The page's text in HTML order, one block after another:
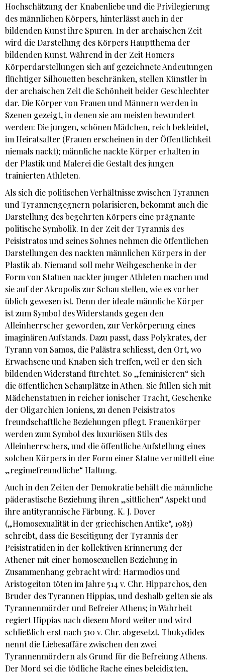
Hochschätzung der Knabenliebe und die Privilegierung
des männlichen Körpers, hinterlässt auch in der
bildenden Kunst ihre Spuren. In der archaischen Zeit
wird die Darstellung des Körpers Hauptthema der
bildenden Kunst. Während in der Zeit Homers
Körperdarstellungen sich auf gezeichnete Andeutungen
flüchtiger Silhouetten beschränken, stellen Künstler in
der archaischen Zeit die Schönheit beider Geschlechter
dar. Die Körper von Frauen und Männern werden in
Szenen gezeigt, in denen sie am meisten bewundert
werden: Die jungen, schönen Mädchen, reich bekleidet,
im Heiratsalter (Frauen erscheinen in der Öffentlichkeit
niemals nackt); männliche nackte Körper erhalten in
der Plastik und Malerei die Gestalt des jungen
trainierten Athleten.
Als sich die politischen Verhältnisse zwischen Tyrannen
und Tyrannengegnern polarisieren, bekommt auch die
Darstellung des begehrten Körpers eine prägnante
politische Symbolik. In der Zeit der Tyrannis des
Peisistratos und seines Sohnes nehmen die öffentlichen
Darstellungen des nackten männlichen Körpers in der
Plastik ab. Niemand soll mehr Weihgeschenke in der
Form von Statuen nackter junger Athleten machen und
sie auf der Akropolis zur Schau stellen, wie es vorher
üblich gewesen ist. Denn der ideale männliche Körper
ist zum Symbol des Widerstands gegen den
Alleinherrscher geworden, zur Verkörperung eines
imaginären Aufstands. Dazu passt, dass Polykrates, der
Tyrann von Samos, die Palästra schliesst, den Ort, wo
Erwachsene und Knaben sich treffen, weil er den sich
bildenden Widerstand fürchtet. So „feminisieren“ sich
die öffentlichen Schauplätze in Athen. Sie füllen sich mit
Mädchenstatuen in reicher ionischer Tracht, Geschenke
der Oligarchien Ioniens, zu denen Peisistratos
freundschaftliche Beziehungen pflegt. Frauenkörper
werden zum Symbol des luxuriösen Stils des
Alleinherrschers, und die öffentliche Aufstellung eines
solchen Körpers in der Form einer Statue vermittelt eine
„regimefreundliche“ Haltung.
Auch in den Zeiten der Demokratie behält die männliche
päderastische Beziehung ihren „sittlichen“ Aspekt und
ihre antityrannische Färbung. K. J. Dover
(„Homosexualität in der griechischen Antike“, 1983)
schreibt, dass die Beseitigung der Tyrannis der
Peisistratiden in der kollektiven Erinnerung der
Athener mit einer homosexuellen Beziehung in
Zusammenhang gebracht wird: Harmodios und
Aristogeiton töten im Jahre 514 v. Chr. Hipparchos, den
Bruder des Tyrannen Hippias, und deshalb gelten sie als
Tyrannenmörder und Befreier Athens; in Wahrheit
regiert Hippias nach diesem Mord weiter und wird
schließlich erst nach 510 v. Chr. abgesetzt. Thukydides
nennt die Liebesaffäre zwischen den zwei
Tyrannenmördern als Grund für die Befreiung Athens.
Der Mord sei die tödliche Rache eines beleidigten,